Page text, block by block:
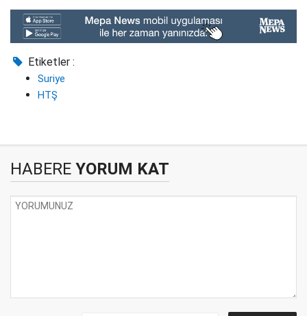
Etiketler :
Suriye
HTŞ
HABERE YORUM KAT